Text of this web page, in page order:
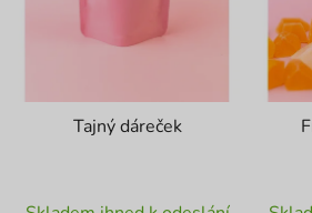
Tajný dáreček